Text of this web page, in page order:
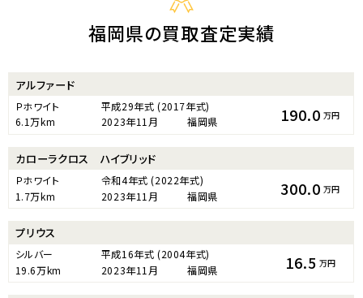
福岡県の買取査定実績
アルファード
Ｐホワイト 平成29年式 (2017年式)
6.1万km
2023年11月 福岡県 190.0 万円
カローラクロス ハイブリッド
Ｐホワイト 令和4年式 (2022年式)
1.7万km
2023年11月 福岡県 300.0 万円
プリウス
シルバー 平成16年式 (2004年式)
19.6万km
2023年11月 福岡県 16.5 万円